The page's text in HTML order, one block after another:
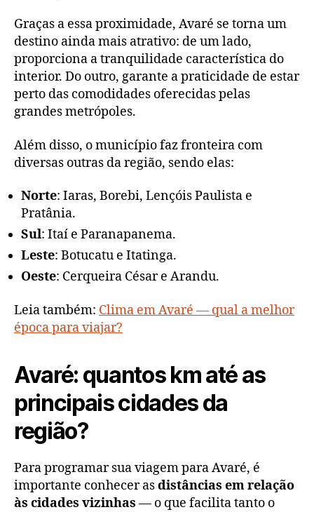
Graças a essa proximidade, Avaré se torna um
destino ainda mais atrativo: de um lado,
proporciona a tranquilidade característica do
interior. Do outro, garante a praticidade de estar
perto das comodidades oferecidas pelas
grandes metrópoles.
Além disso, o município faz fronteira com
diversas outras da região, sendo elas:
Norte: Iaras, Borebi, Lençóis Paulista e
Pratânia.
Sul: Itaí e Paranapanema.
Leste: Botucatu e Itatinga.
Oeste: Cerqueira César e Arandu.
Leia também: Clima em Avaré — qual a melhor
época para viajar?
Avaré: quantos km até as
principais cidades da
região?
Para programar sua viagem para Avaré, é
importante conhecer asdistâncias em relação
às cidades vizinhas — o que facilita tanto o